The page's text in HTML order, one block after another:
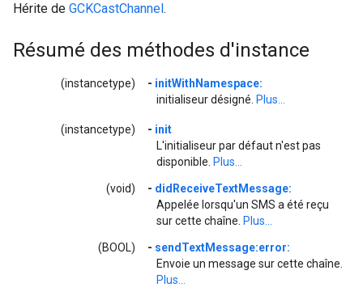
Hérite de GCKCastChannel.
Résumé des méthodes d'instance
(instancetype) - initWithNamespace:
initialiseur désigné. Plus...
(instancetype) - init
L'initialiseur par défaut n'est pas
disponible. Plus...
(void) - didReceiveTextMessage:
Appelée lorsqu'un SMS a été reçu
sur cette chaîne. Plus...
(BOOL) - sendTextMessage:error:
Envoie un message sur cette chaîne.
Plus...